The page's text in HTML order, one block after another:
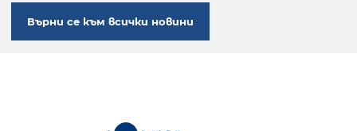
Върни се към всички новини